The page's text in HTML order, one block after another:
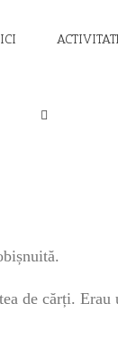
de cărți.